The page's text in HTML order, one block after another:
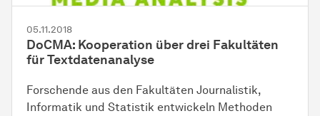
05.11.2018
DoCMA: Kooperation über drei Fakultäten
für Textdatenanalyse
Forschende aus den Fakultäten Journalistik,
Informatik und Statistik entwickeln Methoden